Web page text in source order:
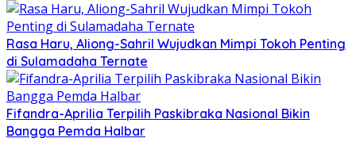
Rasa Haru, Aliong-Sahril Wujudkan Mimpi Tokoh Penting
di Sulamadaha Ternate
Fifandra-Aprilia Terpilih Paskibraka Nasional Bikin
Bangga Pemda Halbar